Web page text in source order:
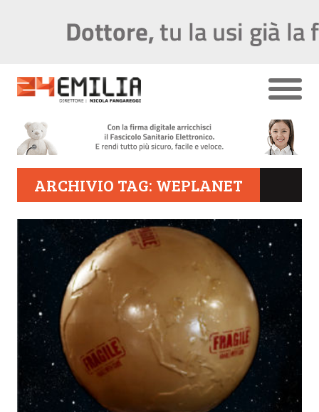
ARCHIVIO TAG: WEPLANET